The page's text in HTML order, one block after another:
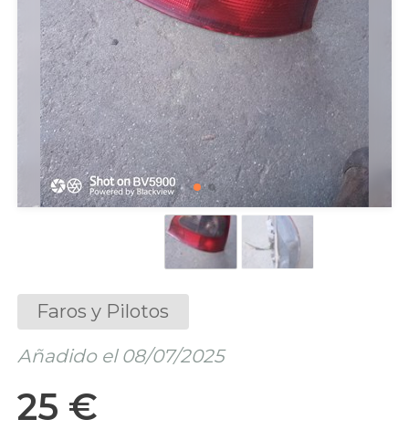
Faros y Pilotos
Añadido el 08/07/2025
25 €